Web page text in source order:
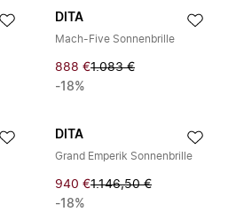
DITA
Mach-Five Sonnenbrille
888 €1.083 €
-18%
DITA
Grand Emperik Sonnenbrille
940 €1.146,50 €
-18%